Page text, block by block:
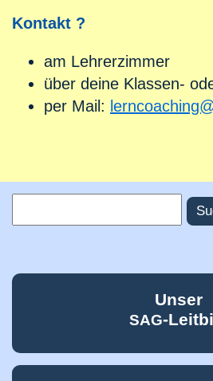
Kontakt ?
am Lehrerzimmer
über deine Klassen-
per Mail:
Unser
SAG-